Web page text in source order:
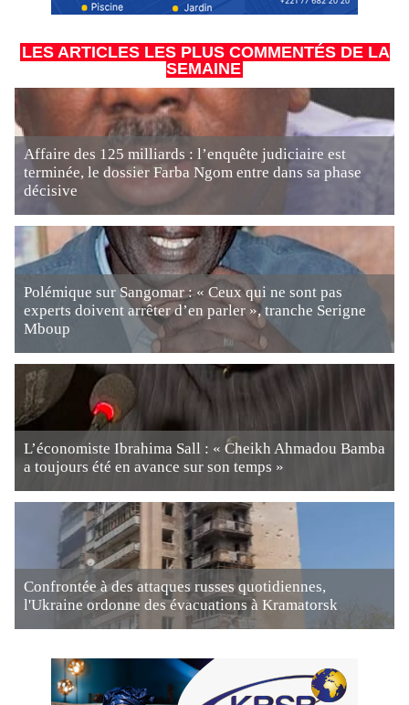
LES ARTICLES LES PLUS COMMENTÉS DE LA
SEMAINE
Affaire des 125 milliards : l’enquête judiciaire est
terminée, le dossier Farba Ngom entre dans sa phase
décisive
Polémique sur Sangomar : « Ceux qui ne sont pas
experts doivent arrêter d’en parler », tranche Serigne
Mboup
L’économiste Ibrahima Sall : « Cheikh Ahmadou Bamba
a toujours été en avance sur son temps »
Confrontée à des attaques russes quotidiennes,
l'Ukraine ordonne des évacuations à Kramatorsk